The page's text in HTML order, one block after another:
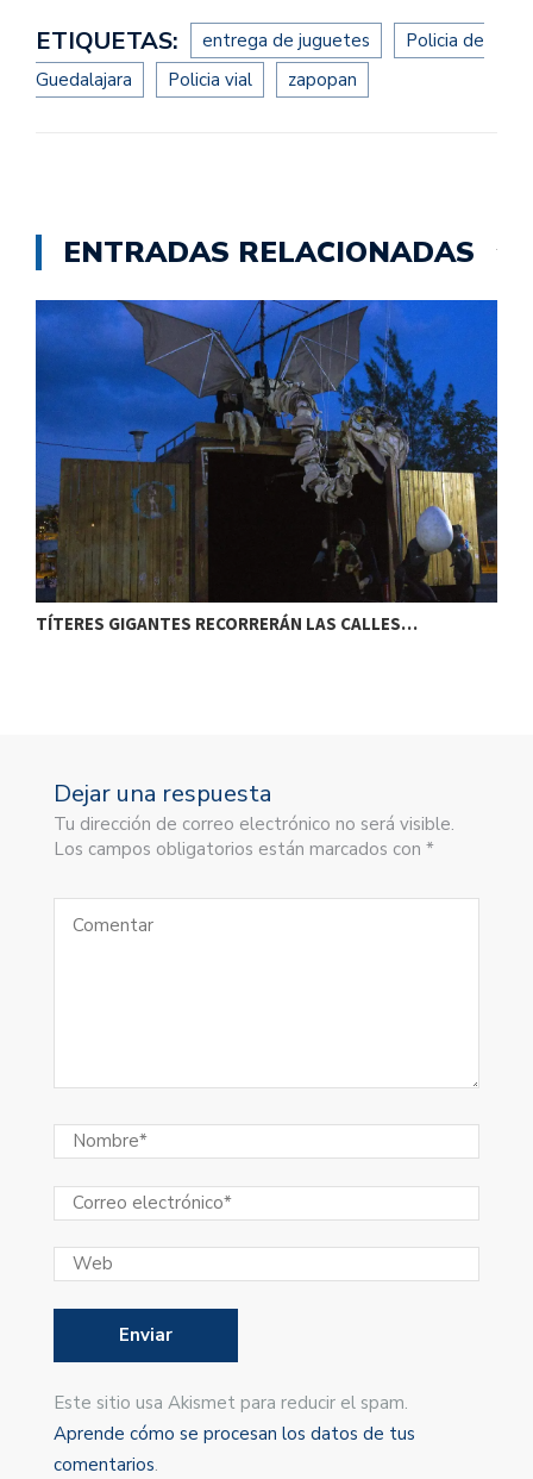
ETIQUETAS: entrega de juguetes
Policia de
Guedalajara
Policia vial zapopan
ENTRADAS RELACIONADAS
TÍTERES GIGANTES RECORRERÁN LAS CALLES…
Dejar una respuesta
Tu dirección de correo electrónico no será visible.
Los campos obligatorios están marcados con *
Este sitio usa Akismet para reducir el spam.
Aprende cómo se procesan los datos de tus
comentarios.